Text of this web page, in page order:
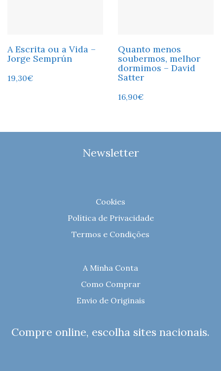
A Escrita ou a Vida –
Jorge Semprún
19,30€
Quanto menos
soubermos, melhor
dormimos – David
Satter
16,90€
Newsletter
Cookies
Política de Privacidade
Termos e Condições
A Minha Conta
Como Comprar
Envio de Originais
Compre online, escolha sites nacionais.